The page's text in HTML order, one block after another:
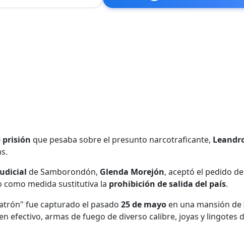
prisión que pesaba sobre el presunto narcotraficante,
de Samborondón, Glenda Morejón, aceptó el pedido
como medida sustitutiva la prohibición de salida del país.
fue capturado el pasado 25 de mayo en una mansión
efectivo, armas de fuego de diverso calibre, joyas y lingotes